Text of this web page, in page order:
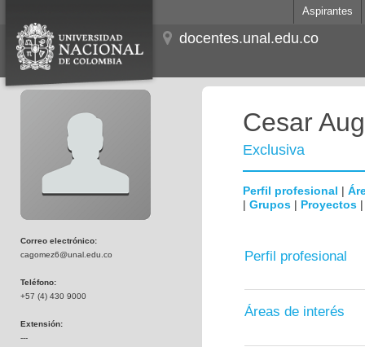
Aspirantes
docentes.unal.edu.co
Correo electrónico:
cagomez6@unal.edu.co
Teléfono:
+57 (4) 430 9000
Extensión:
---
Cesar
Exclusiva
Perfil profesional |
| Grupos | Proyectos
Perfil profesional
Áreas de interés